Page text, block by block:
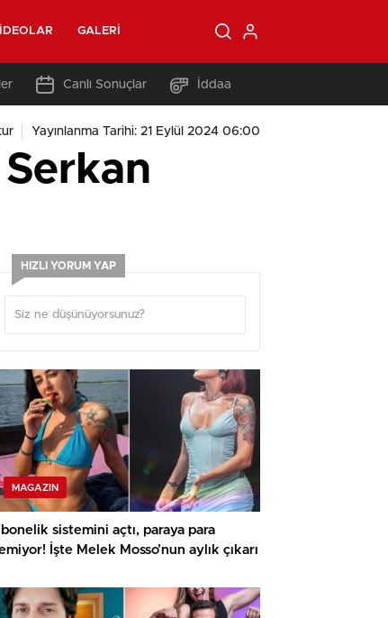
GALERI
Canlı Sonuçlar İddaa
Yayınlanma Tarihi: 21 Eylül 2024 06:00
HIZLI YORUM YAP
MAGAZIN
sistemini açtı, paraya para
İşte Melek Mosso’nun aylık çıkarı